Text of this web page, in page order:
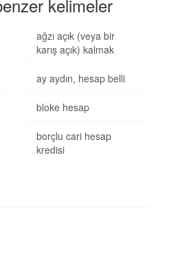
kelimeler
ağzı açık (veya bir
karış açık) kalmak
ay aydın, hesap belli
bloke hesap
borçlu cari hesap
kredisi